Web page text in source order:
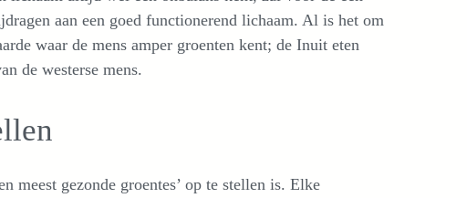
aan een goed functionerend lichaam. Al is het om
waar de mens amper groenten kent; de Inuit eten
de westerse mens.
meest gezonde groentes’ op te stellen is. Elke